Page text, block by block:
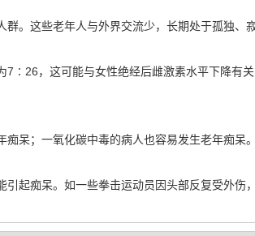
这些老年人与外界交流少，长期处于孤独、寂
，这可能与女性绝经后雌激素水平下降有
；一氧化碳中毒的病人也容易发生老年痴呆。
痴呆。如一些拳击运动员因头部反复受外伤